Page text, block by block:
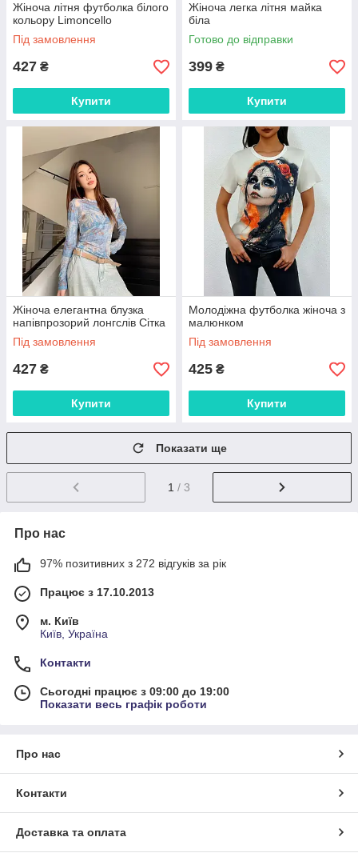
Жіноча літня футболка білого
кольору Limoncello
Під замовлення
427 ₴
Купити
Жіноча легка літня майка
біла
Готово до відправки
399 ₴
Купити
Жіноча елегантна блузка
напівпрозорий лонгслів Сітка
Під замовлення
427 ₴
Купити
Молодіжна футболка жіноча з
малюнком
Під замовлення
425 ₴
Купити
Показати ще
1 / 3
Про нас
97% позитивних з 272 відгуків за рік
Працює з 17.10.2013
м. Київ
Київ, Україна
Контакти
Сьогодні працює з 09:00 до 19:00
Показати весь графік роботи
Про нас
Контакти
Доставка та оплата